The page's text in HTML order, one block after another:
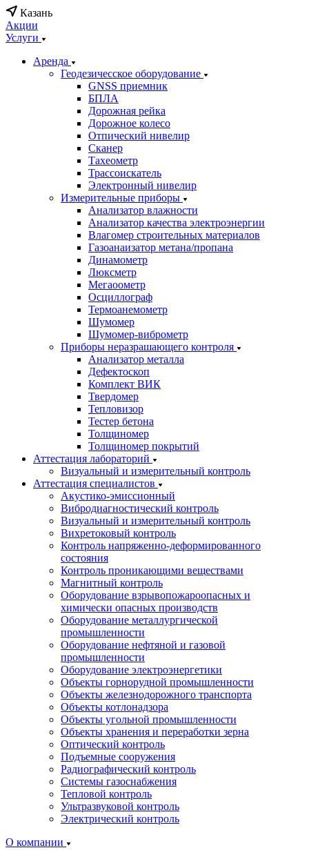
Казань
Акции
Услуги
Аренда
Геодезичесское оборудование
GNSS приемник
БПЛА
Дорожная рейка
Дорожное колесо
Отпический нивелир
Сканер
Тахеометр
Трассоискатель
Электронный нивелир
Измерительные приборы
Анализатор влажности
Анализатор качества электроэнергии
Влагомер строительных материалов
Газоанаизатор метана/пропана
Динамометр
Люксметр
Мегаоометр
Осциллограф
Термоанемометр
Шумомер
Шумомер-виброметр
Приборы неразрашающего контроля
Анализатор металла
Дефектоскоп
Комплект ВИК
Твердомер
Тепловизор
Тестер бетона
Толщиномер
Толщиномер покрытий
Аттестация лабораторий
Визуальный и измерительный контроль
Аттестация специалистов
Акустико-эмиссионный
Вибродиагностический контроль
Визуальный и измерительный контроль
Вихретоковый контроль
Контроль напряженно-деформированного
состояния
Контроль проникающими веществами
Магнитный контроль
Оборудование взрывопожароопасных и
химически опасных производств
Оборудование металлургической
промышленности
Оборудование нефтяной и газовой
промышленности
Оборудование электроэнергетики
Объекты горнорудной промышленности
Объекты железнодорожного транспорта
Объекты котлонадзора
Объекты угольной промышленности
Объекты хранения и переработки зерна
Оптический контроль
Подъемные сооружения
Радиографический контроль
Системы газоснабжения
Тепловой контроль
Ультразвуковой контроль
Электрический контроль
О компании